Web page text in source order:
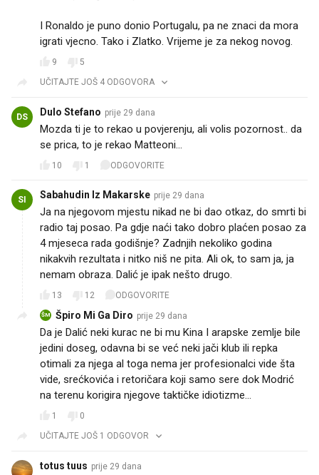
I Ronaldo je puno donio Portugalu, pa ne znaci da mora
igrati vjecno. Tako i Zlatko. Vrijeme je za nekog novog.
9
5
UČITAJTE JOŠ 4 ODGOVORA
DS Dulo Stefano prije 29 dana
Mozda ti je to rekao u povjerenju, ali volis pozornost.. da
se prica, to je rekao Matteoni...
10 1 ODGOVORITE
SI Sabahudin Iz Makarske prije 29 dana
Ja na njegovom mjestu nikad ne bi dao otkaz, do smrti bi
radio taj posao. Pa gdje naći tako dobro plaćen posao za
4 mjeseca rada godišnje? Zadnjih nekoliko godina
nikakvih rezultata i nitko niš ne pita. Ali ok, to sam ja, ja
nemam obraza. Dalić je ipak nešto drugo.
13 12 ODGOVORITE
ŠM Špiro Mi Ga Diro prije 29 dana
Da je Dalić neki kurac ne bi mu Kina I arapske zemlje bile
jedini doseg, odavna bi se već neki jači klub ili repka
otimali za njega al toga nema jer profesionalci vide šta
vide, srećkovića i retoričara koji samo sere dok Modrić
na terenu korigira njegove taktičke idiotizme...
1
0
UČITAJTE JOŠ 1 ODGOVOR
totus tuus prije 29 dana